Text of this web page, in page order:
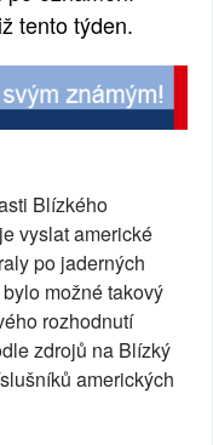
tento týden.
Blízkého
vyslat americké
po jaderných
možné takový
rozhodnutí
zdrojů na Blízký
amerických